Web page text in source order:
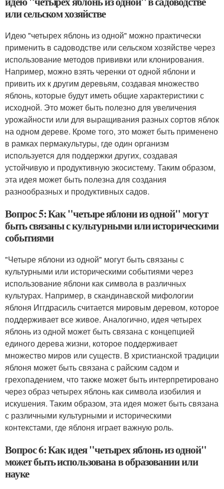
или сельском хозяйстве
Идею "четырех яблонь из одной" можно практически
применить в садоводстве или сельском хозяйстве через
использование методов прививки или клонирования.
Например, можно взять черенки от одной яблони и
привить их к другим деревьям, создавая множество
яблонь, которые будут иметь общие характеристики с
исходной. Это может быть полезно для увеличения
урожайности или для выращивания разных сортов яблок
на одном дереве. Кроме того, это может быть применено
в рамках пермакультуры, где один организм
используется для поддержки других, создавая
устойчивую и продуктивную экосистему. Таким образом,
эта идея может быть полезна для создания
разнообразных и продуктивных садов.
Вопрос 5: Как "четыре яблони из одной" могут
быть связаны с культурными или историческими
событиями
"Четыре яблони из одной" могут быть связаны с
культурными или историческими событиями через
использование яблони как символа в различных
культурах. Например, в скандинавской мифологии
яблоня Иггдрасиль считается мировым деревом, которое
поддерживает все живое. Аналогично, идея четырех
яблонь из одной может быть связана с концепцией
единого дерева жизни, которое поддерживает
множество миров или существ. В христианской традиции
яблоня может быть связана с райским садом и
грехопадением, что также может быть интерпретировано
через образ четырех яблонь как символа изобилия и
искушения. Таким образом, эта идея может быть связана
с различными культурными и историческими
контекстами, где яблоня играет важную роль.
Вопрос 6: Как идея "четырех яблонь из одной"
может быть использована в образовании или
науке